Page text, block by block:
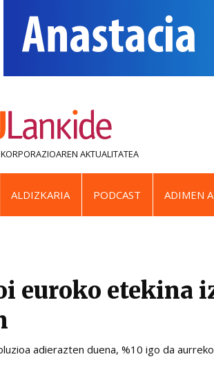
AKTUALITATEA
ALDIZKARIA PODCAST ADIMEN
euroko etekina
adierazten duena, %10 igo da